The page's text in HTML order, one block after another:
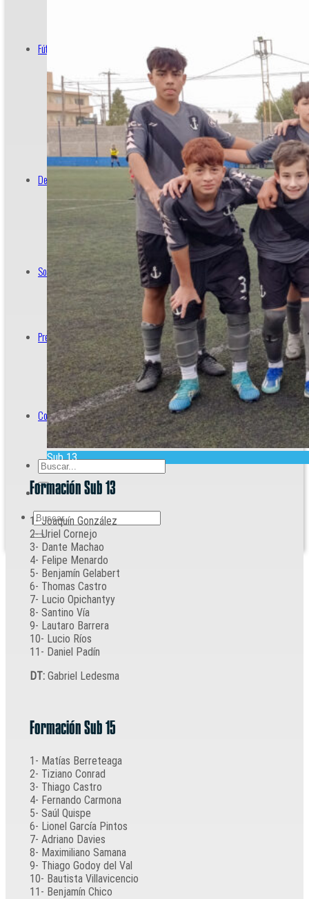
Fútbol
Plantel Profesional
Profesional
Formativas
Femenino
Senior
Deportes
Básquet
Hockey
Socios
Prensa
Acreditaciones
Contacto
Sub 13
Formación Sub 13
1- Joaquín González
2- Uriel Cornejo
3- Dante Machao
4- Felipe Menardo
5- Benjamín Gelabert
6- Thomas Castro
7- Lucio Opichantyy
8- Santino Vía
9- Lautaro Barrera
10- Lucio Ríos
11- Daniel Padín
DT: Gabriel Ledesma
Formación Sub 15
1- Matías Berreteaga
2- Tiziano Conrad
3- Thiago Castro
4- Fernando Carmona
5- Saúl Quispe
6- Lionel García Pintos
7- Adriano Davies
8- Maximiliano Samana
9- Thiago Godoy del Val
10- Bautista Villavicencio
11- Benjamín Chico